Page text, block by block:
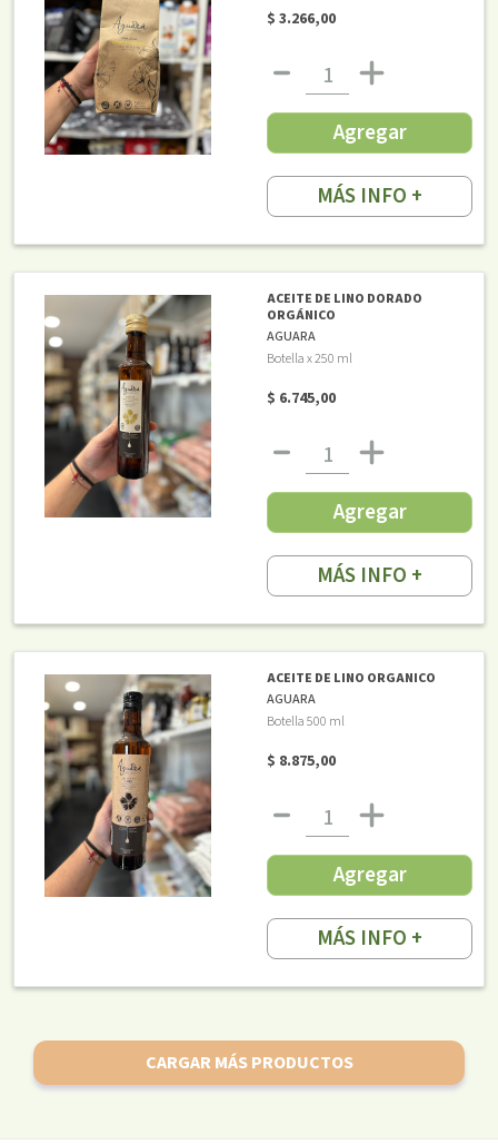
$ 3.266,00
Agregar
MÁS INFO +
ACEITE DE LINO DORADO
ORGÁNICO
AGUARA
Botella x 250 ml
$ 6.745,00
Agregar
MÁS INFO +
ACEITE DE LINO ORGANICO
AGUARA
Botella 500 ml
$ 8.875,00
Agregar
MÁS INFO +
CARGAR MÁS PRODUCTOS